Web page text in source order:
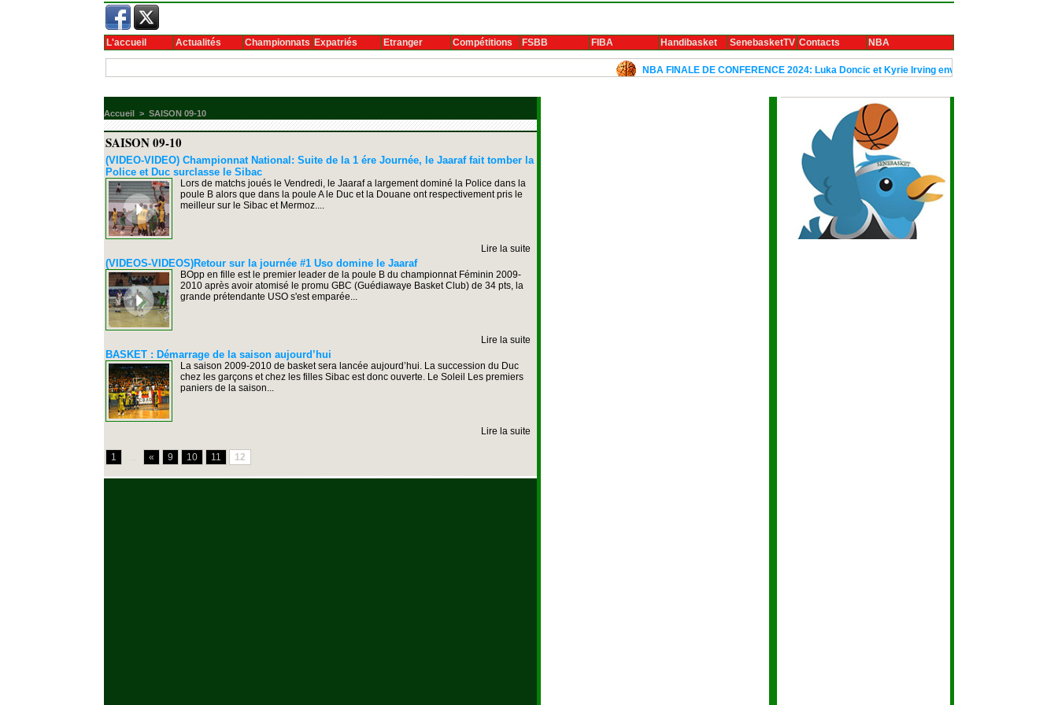
L'accueil Actualités Championnats Expatriés Etranger Compétitions FSBB FIBA Handibasket SenebasketTV Contacts NBA
NBA FINALE DE CONFERENCE 2024: Luka Doncic et Kyrie Irving envoient Dallas en finale
Accueil > SAISON 09-10
SAISON 09-10
(VIDEO-VIDEO) Championnat National: Suite de la 1 ére Journée, le Jaaraf fait tomber la
Police et Duc surclasse le Sibac
Lors de matchs joués le Vendredi, le Jaaraf a largement dominé la Police dans la
poule B alors que dans la poule A le Duc et la Douane ont respectivement pris le
meilleur sur le Sibac et Mermoz....
Lire la suite
(VIDEOS-VIDEOS)Retour sur la journée #1 Uso domine le Jaaraf
BOpp en fille est le premier leader de la poule B du championnat Féminin 2009-
2010 après avoir atomisé le promu GBC (Guédiawaye Basket Club) de 34 pts, la
grande prétendante USO s'est emparée...
Lire la suite
BASKET : Démarrage de la saison aujourd’hui
La saison 2009-2010 de basket sera lancée aujourd’hui. La succession du Duc
chez les garçons et chez les filles Sibac est donc ouverte. Le Soleil Les premiers
paniers de la saison...
Lire la suite
1 ... « 9 10 11 12